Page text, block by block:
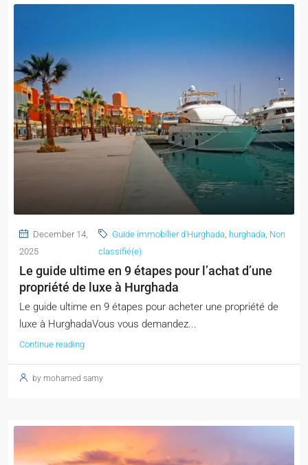
December 14,
2025
Guide immobilier d'Hurghada hurghada Non
classifié(e)
Le guide ultime en 9 étapes pour l’achat d’une
propriété de luxe à Hurghada
Le guide ultime en 9 étapes pour acheter une propriété de
luxe à HurghadaVous vous demandez...
Continue reading
by mohamed samy